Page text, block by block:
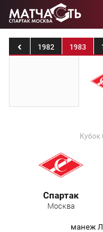
1981 1982 1983
Спартак
Москва
манеж